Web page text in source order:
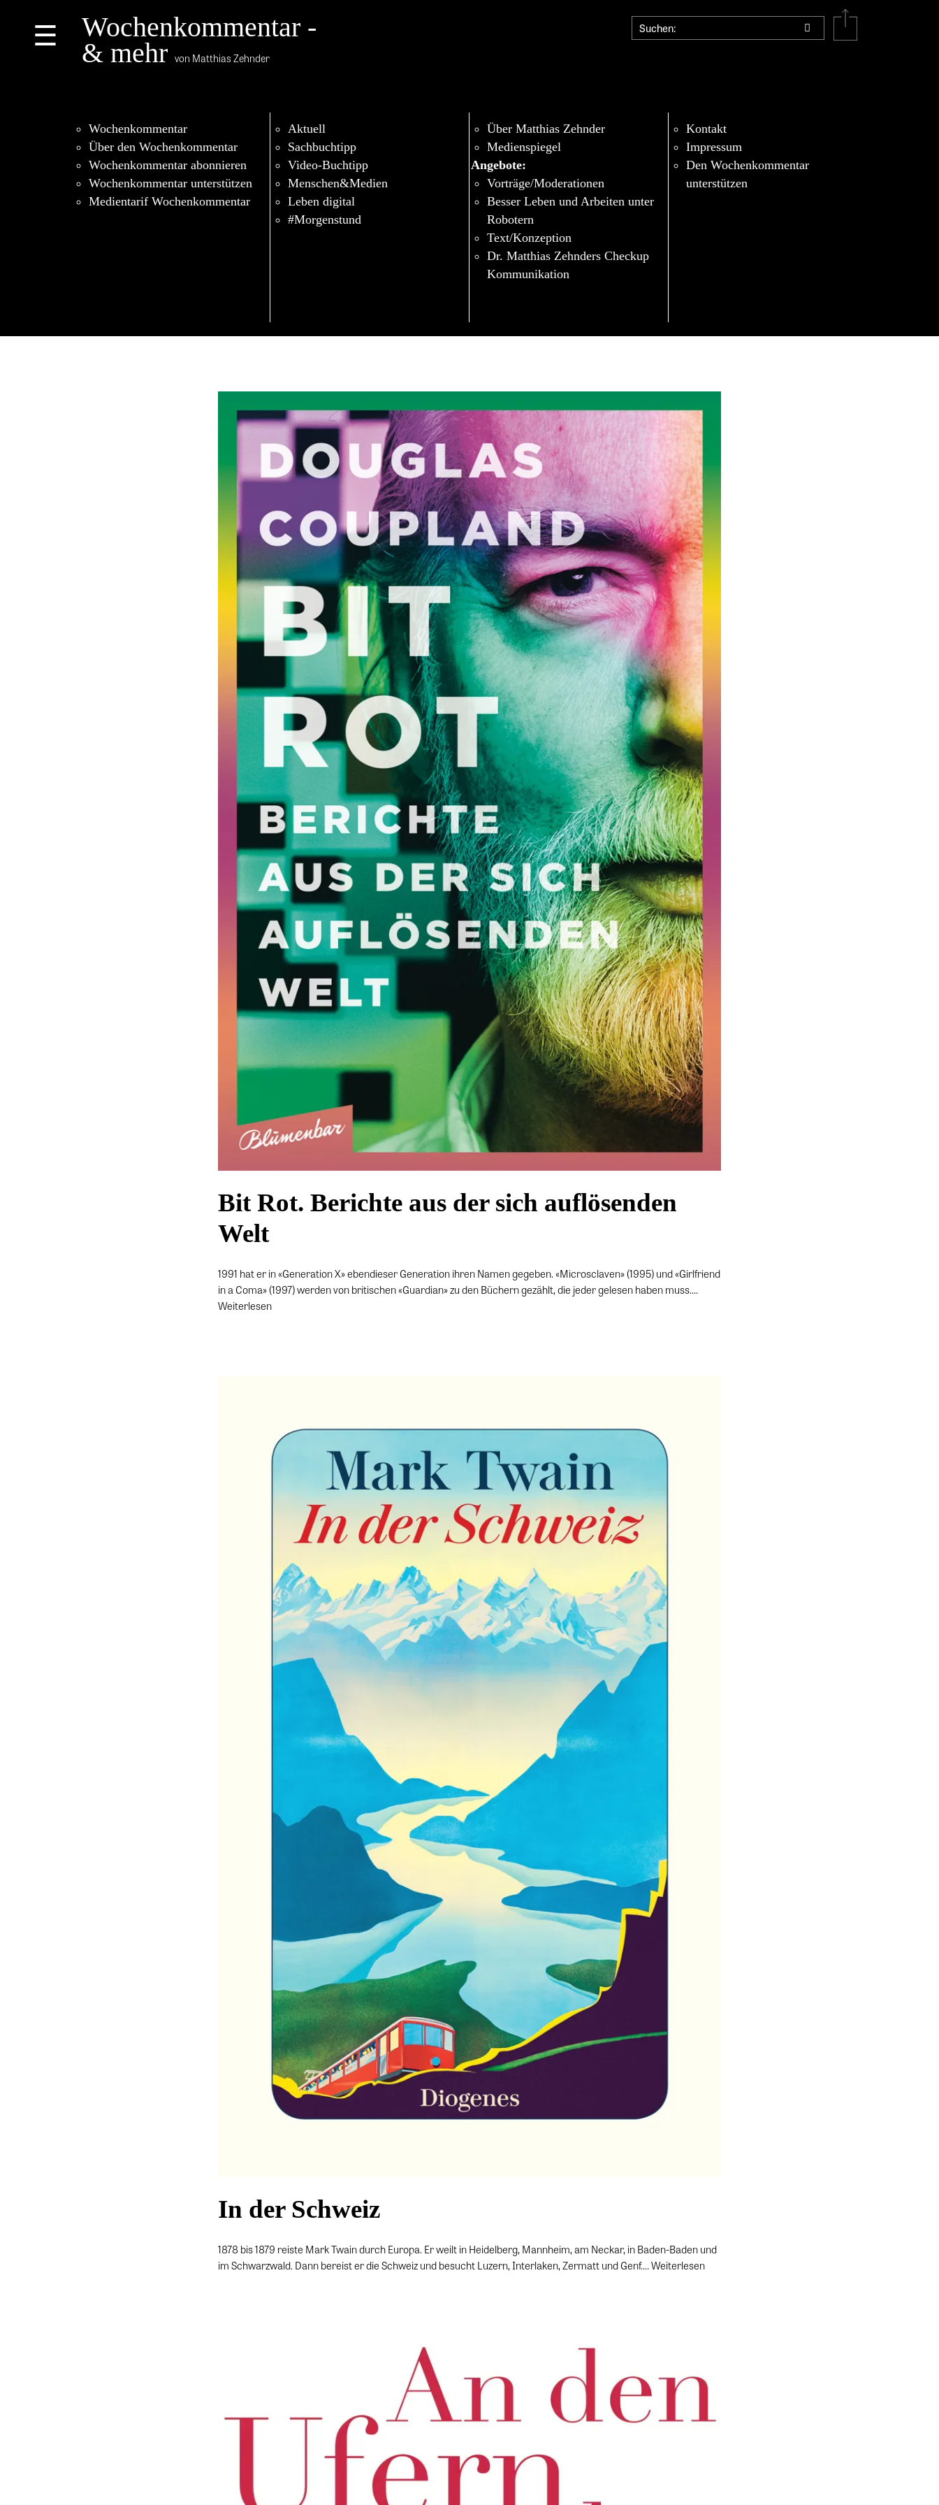
☰
Wochenkommentar -
& mehr von Matthias Zehnder
Wochenkommentar
Über den Wochenkommentar
Wochenkommentar abonnieren
Wochenkommentar unterstützen
Medientarif Wochenkommentar
Aktuell
Sachbuchtipp
Video-Buchtipp
Menschen&Medien
Leben digital
#Morgenstund
Über Matthias Zehnder
Medienspiegel
Angebote:
Vorträge/Moderationen
Besser Leben und Arbeiten unter
Robotern
Text/Konzeption
Dr. Matthias Zehnders Checkup
Kommunikation
Kontakt
Impressum
Den Wochenkommentar
unterstützen
Bit Rot. Berichte aus der sich auflösenden
Welt
1991 hat er in «Generation X» ebendieser Generation ihren Namen gegeben. «Microsclaven» (1995) und «Girlfriend
in a Coma» (1997) werden von britischen «Guardian» zu den Büchern gezählt, die jeder gelesen haben muss.…
Weiterlesen
In der Schweiz
1878 bis 1879 reiste Mark Twain durch Europa. Er weilt in Heidelberg, Mannheim, am Neckar, in Baden-Baden und
im Schwarzwald. Dann bereist er die Schweiz und besucht Luzern, Interlaken, Zermatt und Genf.…Weiterlesen